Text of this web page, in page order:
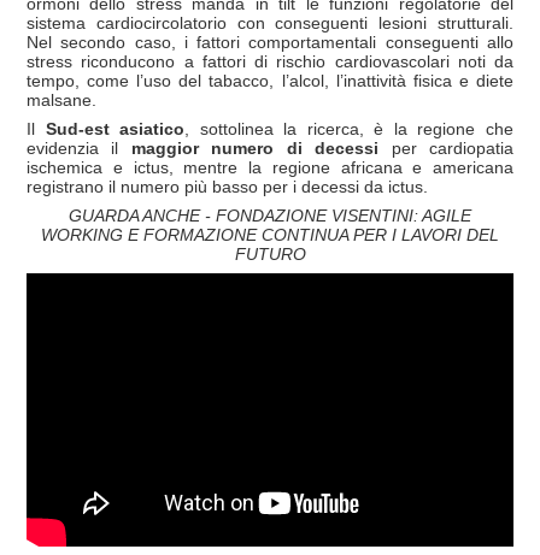
sistema cardiocircolatorio con conseguenti lesioni strutturali.
Nel secondo caso, i fattori comportamentali conseguenti allo
stress riconducono a fattori di rischio cardiovascolari noti da
tempo, come l’uso del tabacco, l’alcol, l’inattività fisica e diete
malsane.
Il Sud-est asiatico , sottolinea la ricerca, è la regione che
evidenzia il maggior numero di decessi per cardiopatia
ischemica e ictus, mentre la regione africana e americana
registrano il numero più basso per i decessi da ictus.
GUARDA ANCHE - FONDAZIONE VISENTINI: AGILE
WORKING E FORMAZIONE CONTINUA PER I LAVORI DEL
FUTURO